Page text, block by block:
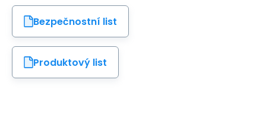
Bezpečnostní list
Produktový list